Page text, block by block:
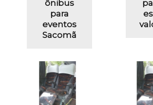
ônibus
para
eventos
Sacomã